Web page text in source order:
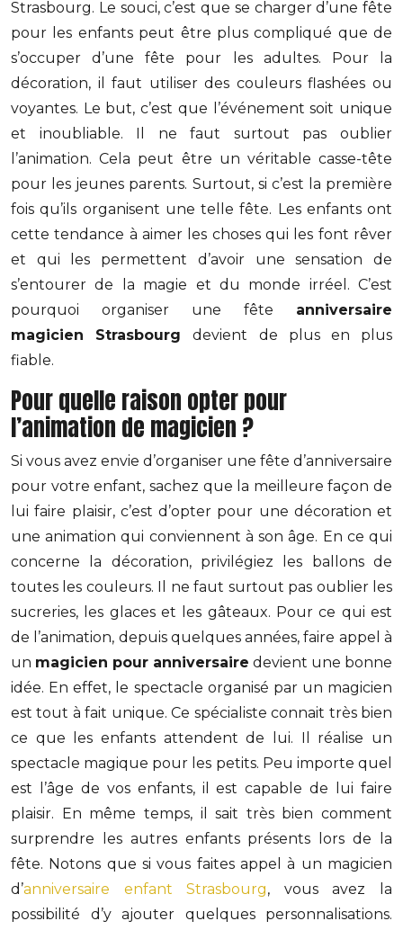
Strasbourg. Le souci, c’est que se charger d’une fête
pour les enfants peut être plus compliqué que de
s’occuper d’une fête pour les adultes. Pour la
décoration, il faut utiliser des couleurs flashées ou
voyantes. Le but, c’est que l’événement soit unique
et inoubliable. Il ne faut surtout pas oublier
l’animation. Cela peut être un véritable casse-tête
pour les jeunes parents. Surtout, si c’est la première
fois qu’ils organisent une telle fête. Les enfants ont
cette tendance à aimer les choses qui les font rêver
et qui les permettent d’avoir une sensation de
s’entourer de la magie et du monde irréel. C’est
pourquoi organiser une fête anniversaire
magicien Strasbourgdevient de plus en plus
fiable.
Pour quelle raison opter pour
l’animation de magicien ?
Si vous avez envie d’organiser une fête d’anniversaire
pour votre enfant, sachez que la meilleure façon de
lui faire plaisir, c’est d’opter pour une décoration et
une animation qui conviennent à son âge. En ce qui
concerne la décoration, privilégiez les ballons de
toutes les couleurs. Il ne faut surtout pas oublier les
sucreries, les glaces et les gâteaux. Pour ce qui est
de l’animation, depuis quelques années, faire appel à
un magicien pour anniversaire devient une bonne
idée. En effet, le spectacle organisé par un magicien
est tout à fait unique. Ce spécialiste connait très bien
ce que les enfants attendent de lui. Il réalise un
spectacle magique pour les petits. Peu importe quel
est l’âge de vos enfants, il est capable de lui faire
plaisir. En même temps, il sait très bien comment
surprendre les autres enfants présents lors de la
fête. Notons que si vous faites appel à un magicien
d’anniversaire enfant Strasbourg, vous avez la
possibilité d’y ajouter quelques personnalisations.